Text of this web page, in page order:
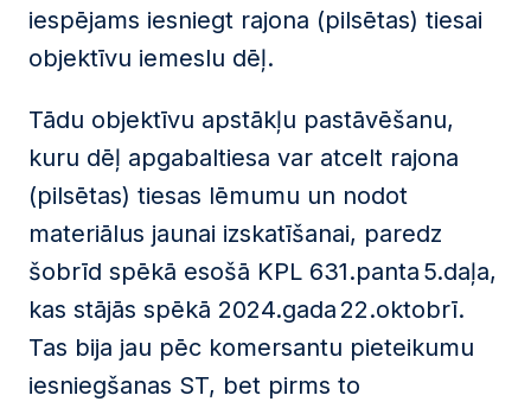
iespējams iesniegt rajona (pilsētas) tiesai
objektīvu iemeslu dēļ.
Tādu objektīvu apstākļu pastāvēšanu,
kuru dēļ apgabaltiesa var atcelt rajona
(pilsētas) tiesas lēmumu un nodot
materiālus jaunai izskatīšanai, paredz
šobrīd spēkā esošā KPL 631.panta 5.daļa,
kas stājās spēkā 2024.gada 22.oktobrī.
Tas bija jau pēc komersantu pieteikumu
iesniegšanas ST, bet pirms to